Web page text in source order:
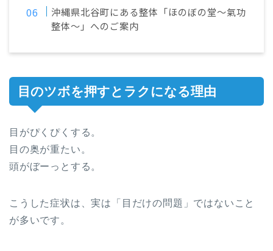
沖縄県北谷町にある整体「ほのぼの堂～氣功
整体～」へのご案内
目のツボを押すとラクになる理由
目がぴくぴくする。
目の奥が重たい。
頭がぼーっとする。
こうした症状は、実は「目だけの問題」ではないこと
が多いです。